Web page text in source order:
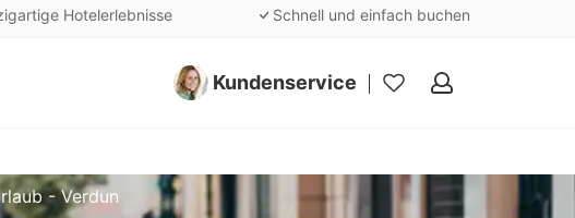
Hotelerlebnisse Schnell und einfach buchen
Kundenservice
Meine
- Verdun